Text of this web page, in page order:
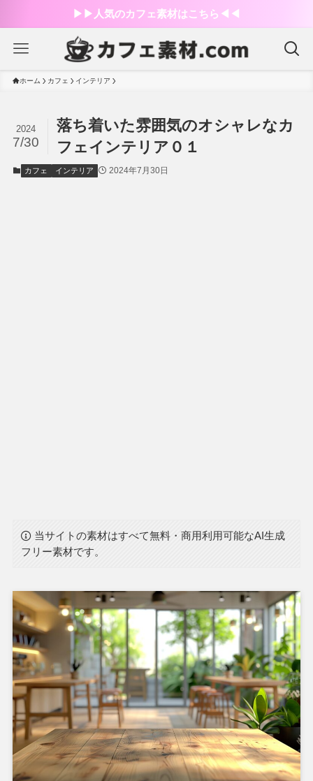
▶︎▶︎人気のカフェ素材はこちら◀︎◀︎
ホーム カフェ インテリア
落ち着いた雰囲気のオシャレなカ
フェインテリア０１
2024
7/30
カフェ インテリア 2024年7月30日
当サイトの素材はすべて無料・商用利用可能なAI生成
フリー素材です。